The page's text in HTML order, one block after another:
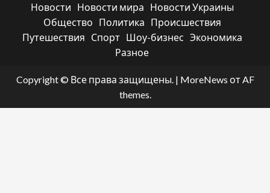
Новости
Новости мира
Новости Украины
Общество
Политика
Происшествия
Путешествия
Спорт Шоу-бизнес Экономика
Разное
Copyright © Все права защищены. | MoreNews от AF
themes.